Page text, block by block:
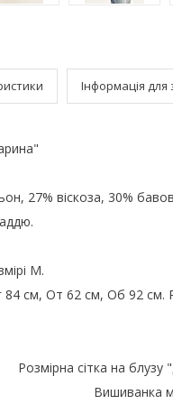
Інформація
27% віскоза, 30%
M.
см, От 62 см, Об 92 см.
Розмірна сітка на
Вишиванка